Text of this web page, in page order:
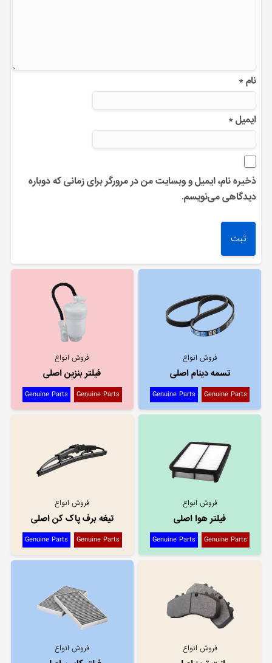
نام*
ایمیل*
ذخیره نام، ایمیل و وبسایت من در مرورگر برای زمانی که دوباره
دیدگاهی می‌نویسم.
فروش انواع
تسمه دینام اصلی
Genuine Parts
Genuine Parts
فروش انواع
فیلتر بنزین اصلی
Genuine Parts
Genuine Parts
فروش انواع
فیلتر هوا اصلی
Genuine Parts
Genuine Parts
فروش انواع
تیغه برف پاک کن اصلی
Genuine Parts
Genuine Parts
فروش انواع فروش انواع